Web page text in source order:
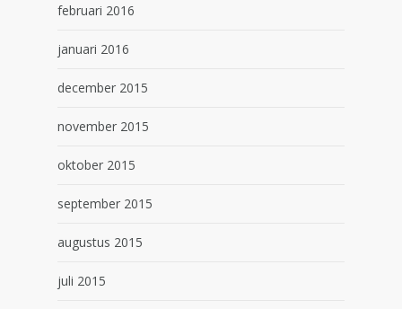
februari 2016
januari 2016
december 2015
november 2015
oktober 2015
september 2015
augustus 2015
juli 2015